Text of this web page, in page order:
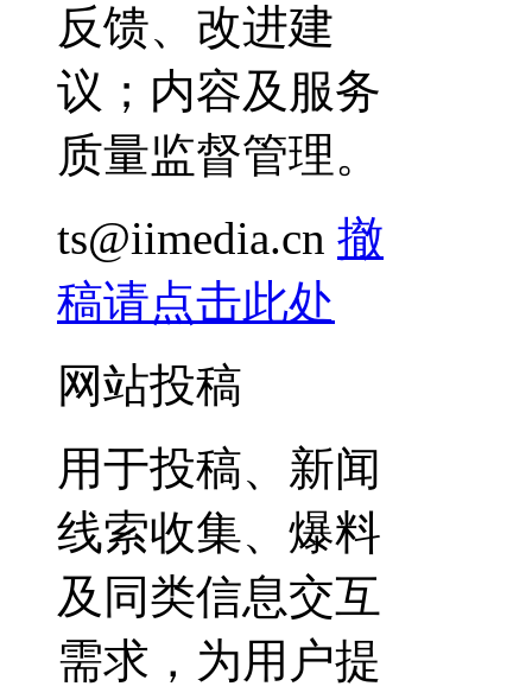
反馈、改进建
议；内容及服务
质量监督管理。
ts@iimedia.cn 撤
稿请点击此处
网站投稿
用于投稿、新闻
线索收集、爆料
及同类信息交互
需求，为用户提